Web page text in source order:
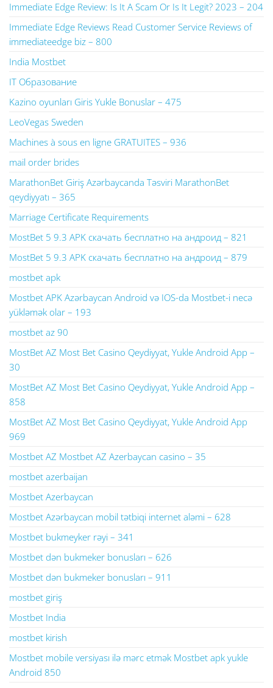
Immediate Edge Review: Is It A Scam Or Is It Legit? 2023 – 204
Immediate Edge Reviews Read Customer Service Reviews of
immediateedge biz – 800
India Mostbet
IT Образование
Kazino oyunları Giris Yukle Bonuslar – 475
LeoVegas Sweden
Machines à sous en ligne GRATUITES – 936
mail order brides
MarathonBet Giriş Azərbaycanda Təsviri MarathonBet
qeydiyyatı – 365
Marriage Certificate Requirements
MostBet 5 9.3 APK скачать бесплатно на андроид – 821
MostBet 5 9.3 APK скачать бесплатно на андроид – 879
mostbet apk
Mostbet APK Azərbaycan Android və IOS-da Mostbet-i necə
yükləmək olar – 193
mostbet az 90
MostBet AZ Most Bet Casino Qeydiyyat, Yukle Android App –
30
MostBet AZ Most Bet Casino Qeydiyyat, Yukle Android App –
858
MostBet AZ Most Bet Casino Qeydiyyat, Yukle Android App
969
Mostbet AZ Mostbet AZ Azerbaycan casino – 35
mostbet azerbaijan
Mostbet Azerbaycan
Mostbet Azərbaycan mobil tətbiqi internet aləmi – 628
Mostbet bukmeyker rəyi – 341
Mostbet dən bukmeker bonusları – 626
Mostbet dən bukmeker bonusları – 911
mostbet giriş
Mostbet India
mostbet kirish
Mostbet mobile versiyası ilə mərc etmək Mostbet apk yukle
Android 850